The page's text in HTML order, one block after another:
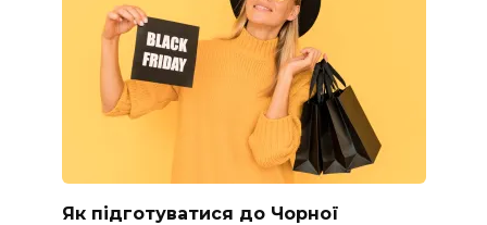
Як підготуватися до Чорної